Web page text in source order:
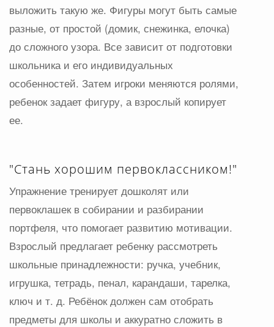
выложить такую же. Фигуры могут быть самые
разные, от простой (домик, снежинка, елочка)
до сложного узора. Все зависит от подготовки
школьника и его индивидуальных
особенностей. Затем игроки меняются ролями,
ребенок задает фигуру, а взрослый копирует
ее.
"Стань хорошим первоклассником!"
Упражнение тренирует дошколят или
первоклашек в собирании и разбирании
портфеля, что помогает развитию мотивации.
Взрослый предлагает ребенку рассмотреть
школьные принадлежности: ручка, учебник,
игрушка, тетрадь, пенал, карандаши, тарелка,
ключ и т. д. Ребёнок должен сам отобрать
предметы для школы и аккуратно сложить в